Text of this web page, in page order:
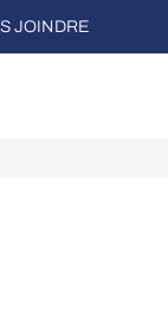
JOINDRE